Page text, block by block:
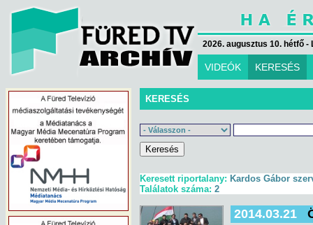
2026. augusztus 10. hétfő -
VIDEÓK KERESÉS
KERESÉS
Keresett riportalany: Kardos Gábor
Találatok száma: 2
2014.03.21